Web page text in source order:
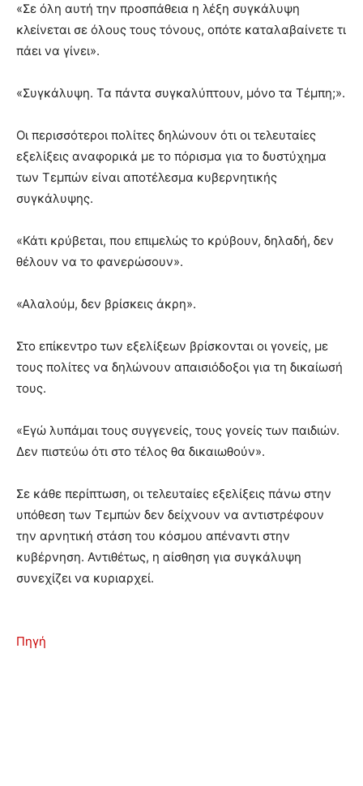
«Σε όλη αυτή την προσπάθεια η λέξη συγκάλυψη
κλείνεται σε όλους τους τόνους, οπότε καταλαβαίνετε τι
πάει να γίνει».
«Συγκάλυψη. Τα πάντα συγκαλύπτουν, μόνο τα Τέμπη;».
Οι περισσότεροι πολίτες δηλώνουν ότι οι τελευταίες
εξελίξεις αναφορικά με το πόρισμα για το δυστύχημα
των Τεμπών είναι αποτέλεσμα κυβερνητικής
συγκάλυψης.
«Κάτι κρύβεται, που επιμελώς το κρύβουν, δηλαδή, δεν
θέλουν να το φανερώσουν».
«Aλαλούμ, δεν βρίσκεις άκρη».
Στο επίκεντρο των εξελίξεων βρίσκονται οι γονείς, με
τους πολίτες να δηλώνουν απαισιόδοξοι για τη δικαίωσή
τους.
«Εγώ λυπάμαι τους συγγενείς, τους γονείς των παιδιών.
Δεν πιστεύω ότι στο τέλος θα δικαιωθούν».
Σε κάθε περίπτωση, οι τελευταίες εξελίξεις πάνω στην
υπόθεση των Τεμπών δεν δείχνουν να αντιστρέφουν
την αρνητική στάση του κόσμου απέναντι στην
κυβέρνηση. Αντιθέτως, η αίσθηση για συγκάλυψη
συνεχίζει να κυριαρχεί.
Πηγή